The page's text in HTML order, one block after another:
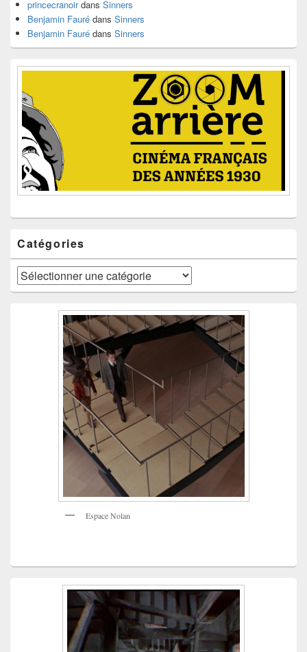
princecranoirdans Sinners
Benjamin Fauré dans Sinners
Benjamin Fauré dans Sinners
Catégories
Catégories
Espace Nolan